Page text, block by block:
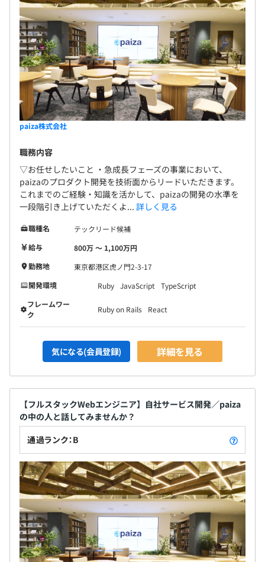
paiza株式会社
職務内容
▽お任せしたいこと ・急成長フェーズの事業において、
paizaのプロダクト開発を技術面からリードいただきます。
これまでのご経験・知識を活かして、paizaの開発の水準を
一段階引き上げていただくよ... 詳しく見る
職種名
テックリード候補
給与
800万 〜 1,100万円
勤務地
東京都港区虎ノ門2-3-17
開発環境
Ruby JavaScript
TypeScript
フレームワー
ク
Ruby on Rails React
気になる(会員登録) 詳細を見る
【フルスタックWebエンジニア】自社サービス開発／paiza
の中の人と話してみませんか？
通過ランク：B